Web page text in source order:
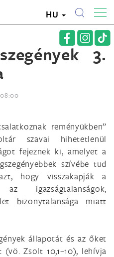
HU
3.
08:00
reményükben”
szavai hihetetlenül
fejeznek ki, amelyet a
szívébe tud
hogy visszakapják a
igazságtalanságok,
bizonytalansága miatt
állapotát és az őket
Zsolt 10,1–10), lehívja